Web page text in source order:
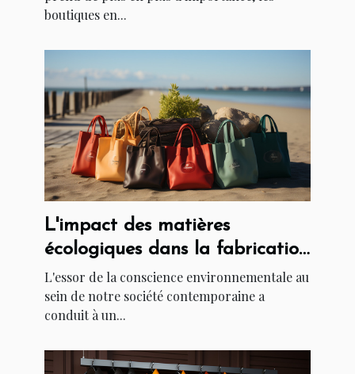
boutiques en...
L'impact des matières
écologiques dans la fabrication
des sacs cabas originaux
L'essor de la conscience environnementale au
sein de notre société contemporaine a
conduit à un...